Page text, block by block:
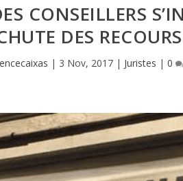
CONSEILLERS
DES RECOURS
| 3 Nov, 2017 | Juristes |0